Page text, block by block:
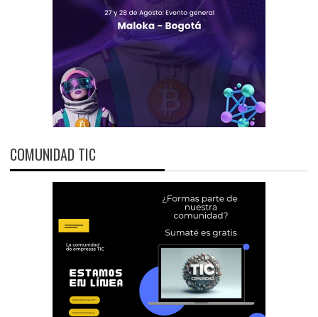
COMUNIDAD TIC